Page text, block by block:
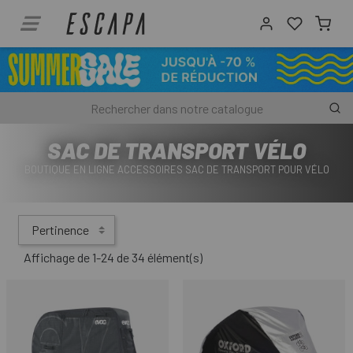
SAC DE TRANSPORT VÉLO
BOUTIQUE EN LIGNE ACCESSOIRES SAC DE TRANSPORT POUR VÉLO
Pertinence
Affichage de 1-24 de 34 élément(s)